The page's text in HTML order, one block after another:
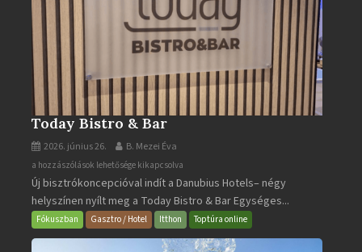
Today Bistro & Bar
2026. június 26. B. Mezei Éva
Today
Bistro
&
Bar
a hozzászólások lehetősége kikapcsolva
Új bisztrókoncepcióval indít a Danubius Hotels– négy
helyszínen nyílt meg a Today Bistro & Bar Egységes...
Fókuszban Gasztro / Hotel Itthon Toptúra online